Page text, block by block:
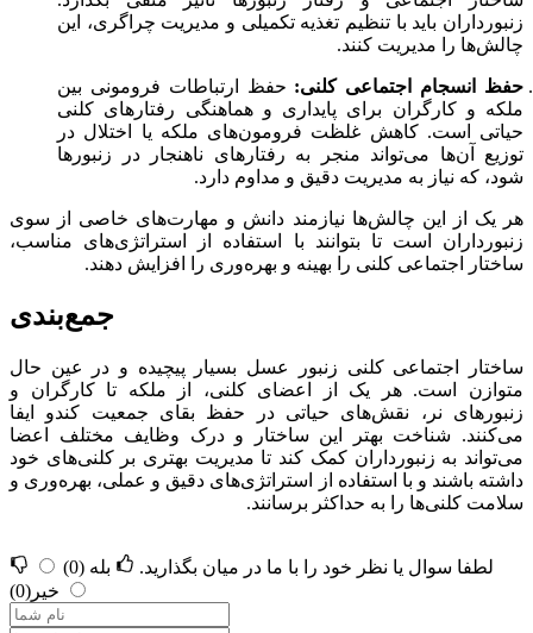
زنبورداران باید با تنظیم تغذیه تکمیلی و مدیریت چراگری، این
چالش‌ها را مدیریت کنند.
حفظ انسجام اجتماعی کلنی: حفظ ارتباطات فرومونی بین
ملکه و کارگران برای پایداری و هماهنگی رفتارهای کلنی
حیاتی است. کاهش غلظت فرومون‌های ملکه یا اختلال در
توزیع آن‌ها می‌تواند منجر به رفتارهای ناهنجار در زنبورها
شود، که نیاز به مدیریت دقیق و مداوم دارد.
هر یک از این چالش‌ها نیازمند دانش و مهارت‌های خاصی از سوی
زنبورداران است تا بتوانند با استفاده از استراتژی‌های مناسب،
ساختار اجتماعی کلنی را بهینه و بهره‌وری را افزایش دهند.
جمع‌بندی
ساختار اجتماعی کلنی زنبور عسل بسیار پیچیده و در عین حال
متوازن است. هر یک از اعضای کلنی، از ملکه تا کارگران و
زنبورهای نر، نقش‌های حیاتی در حفظ بقای جمعیت کندو ایفا
می‌کنند. شناخت بهتر این ساختار و درک وظایف مختلف اعضا
می‌تواند به زنبورداران کمک کند تا مدیریت بهتری بر کلنی‌های خود
داشته باشند و با استفاده از استراتژی‌های دقیق و عملی، بهره‌وری و
سلامت کلنی‌ها را به حداکثر برسانند.
لطفا سوال یا نظر خود را با ما در میان بگذارید. بله (0)
خیر (0)